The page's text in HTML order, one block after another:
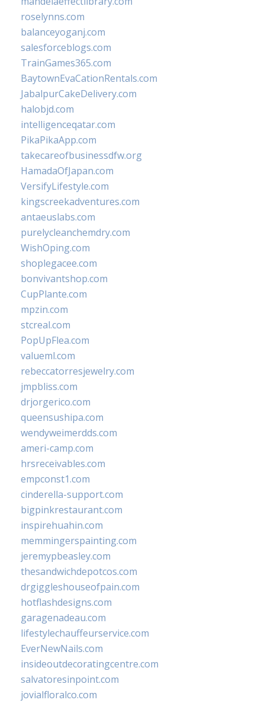
roselynns.com
balanceyoganj.com
salesforceblogs.com
TrainGames365.com
BaytownEvaCationRentals.com
JabalpurCakeDelivery.com
halobjd.com
intelligenceqatar.com
PikaPikaApp.com
takecareofbusinessdfw.org
HamadaOfJapan.com
VersifyLifestyle.com
kingscreekadventures.com
antaeuslabs.com
purelycleanchemdry.com
WishOping.com
shoplegacee.com
bonvivantshop.com
CupPlante.com
mpzin.com
stcreal.com
PopUpFlea.com
valueml.com
rebeccatorresjewelry.com
jmpbliss.com
drjorgerico.com
queensushipa.com
wendyweimerdds.com
ameri-camp.com
hrsreceivables.com
empconst1.com
cinderella-support.com
bigpinkrestaurant.com
inspirehuahin.com
memmingerspainting.com
jeremypbeasley.com
thesandwichdepotcos.com
drgiggleshouseofpain.com
hotflashdesigns.com
garagenadeau.com
lifestylechauffeurservice.com
EverNewNails.com
insideoutdecoratingcentre.com
salvatoresinpoint.com
jovialfloralco.com